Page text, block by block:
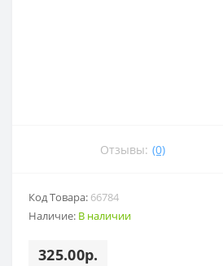
Отзывы: (0)
Код Товара: 66784
Наличие: В наличии
325.00р.